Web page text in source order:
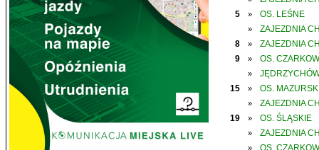
5
» OS. LEŚNE
»
ZAJEZDNIA
8
»
ZAJEZDNIA
9
» OS.
»
15
» OS.
»
ZAJEZDNIA
19
» OS. ŚLĄSKIE
» ZAJEZDNIA
» OS.